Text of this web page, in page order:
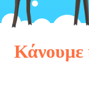
Κάνουμε